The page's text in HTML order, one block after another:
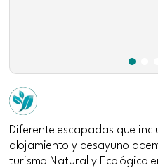
Diferente escapadas que
alojamiento y desayuno
turismo Natural y Ecológico